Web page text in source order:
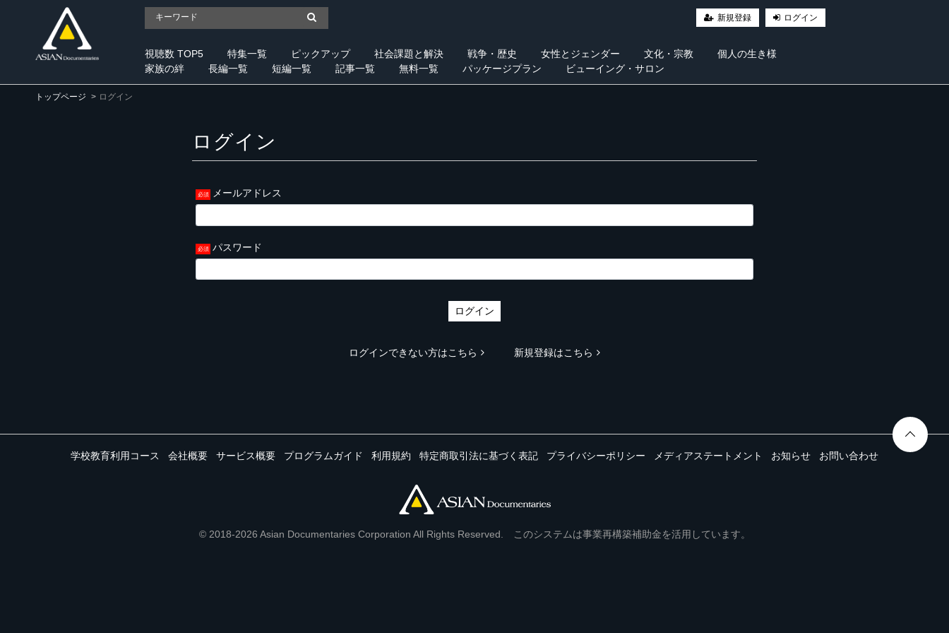
新規登録 ログイン
視聴数 TOP5 特集一覧 ピックアップ 社会課題と解決 戦争・歴史 女性とジェンダー 文化・宗教
個人の生き様
家族の絆
長編一覧 短編一覧 記事一覧 無料一覧 パッケージプラン ビューイング・サロン
トップページ ログイン
ログイン
メールアドレス
パスワード
ログイン
ログインできない方はこちら 新規登録はこちら
学校教育利用コース 会社概要 サービス概要 プログラムガイド 利用規約 特定商取引法に基づく表記 プライバシーポリシー メディアステートメント お知らせ お問い合わせ
© 2018-2026 Asian Documentaries Corporation All Rights Reserved. このシステムは事業再構築補助金を活用しています。